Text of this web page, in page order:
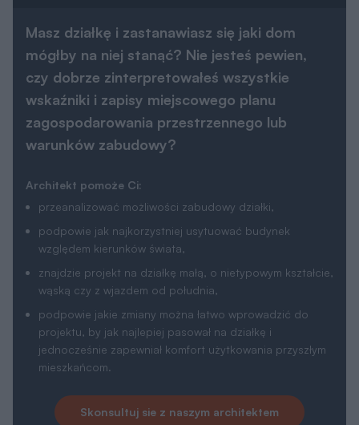
Masz działkę i zastanawiasz się jaki dom
mógłby na niej stanąć? Nie jesteś pewien,
czy dobrze zinterpretowałeś wszystkie
wskaźniki i zapisy miejscowego planu
zagospodarowania przestrzennego lub
warunków zabudowy?
Architekt pomoże Ci:
przeanalizować możliwości zabudowy działki,
podpowie jak najkorzystniej usytuować budynek
względem kierunków świata,
znajdzie projekt na działkę małą, o nietypowym kształcie,
wąską czy z wjazdem od południa,
podpowie jakie zmiany można łatwo wprowadzić do
projektu, by jak najlepiej pasował na działkę i
jednocześnie zapewniał komfort użytkowania przyszłym
mieszkańcom.
Skonsultuj sie z naszym architektem